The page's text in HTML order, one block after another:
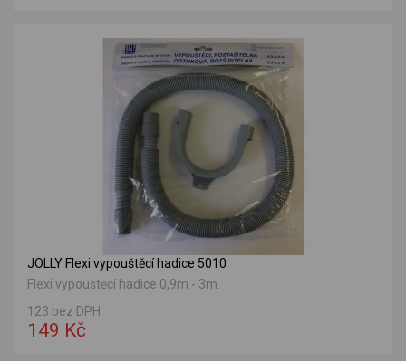
JOLLY Flexi vypouštěcí hadice 5010
Flexi vypouštěcí hadice 0,9m - 3m.
123 bez DPH
149 Kč